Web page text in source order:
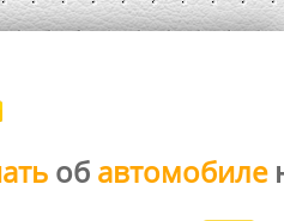
об автомобиле